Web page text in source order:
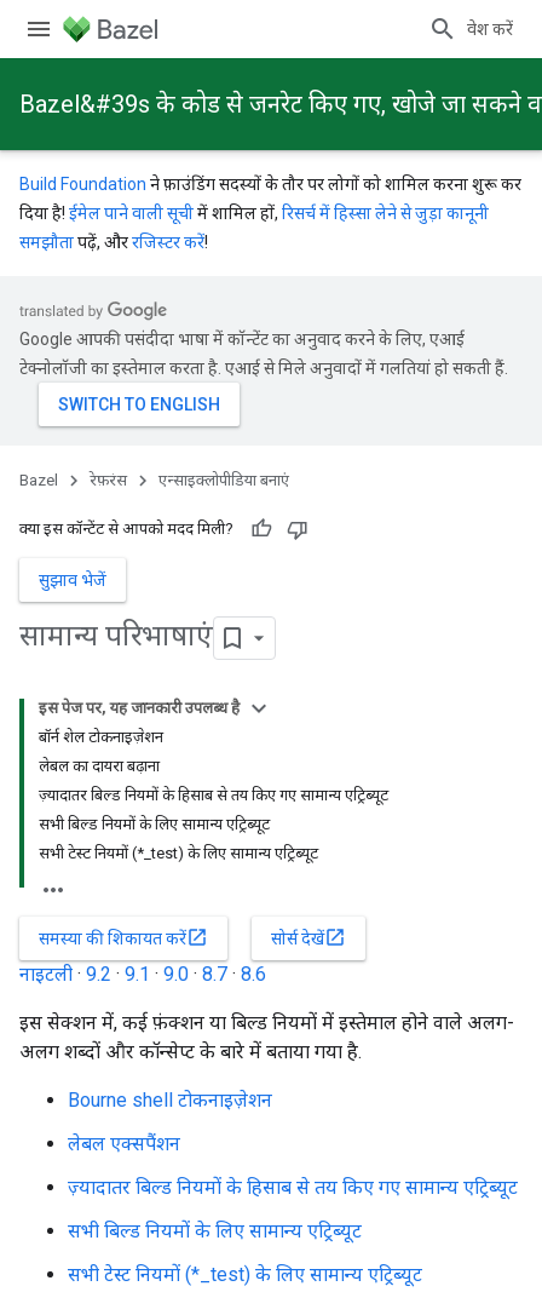
प्रवेश करें
Bazel&#39s के कोड से जनरेट किए गए, खोजे जा सकने
Build Foundation ने फ़ाउंडिंग सदस्यों के तौर पर लोगों को शामिल करना शुरू कर
दिया है! ईमेल पाने वाली सूचीमें शामिल हों, रिसर्च में हिस्सा लेने से जुड़ा कानूनी
समझौतापढ़ें, औररजिस्टर करें!
Google आपकी पसंदीदा भाषा में कॉन्टेंट का अनुवाद करने के लिए, एआई
टेक्नोलॉजी का इस्तेमाल करता है. एआई से मिले अनुवादों में गलतियां हो सकती हैं.
Bazel रेफ़रंस एन्साइक्लोपीडिया बनाएं
क्या इस कॉन्टेंट से आपको मदद मिली?
सुझाव भेजें
सामान्य परिभाषाएं
इस पेज पर, यह जानकारी उपलब्ध है
बॉर्न शेल टोकनाइज़ेशन
लेबल का दायरा बढ़ाना
ज़्यादातर बिल्ड नियमों के हिसाब से तय किए गए सामान्य एट्रिब्यूट
सभी बिल्ड नियमों के लिए सामान्य एट्रिब्यूट
सभी टेस्ट नियमों (*_test) के लिए सामान्य एट्रिब्यूट
समस्या की शिकायत करेंopen_in_new सोर्स देखेंopen_in_new
नाइटली · 9.2 · 9.1 · 9.0 · 8.7 · 8.6
इस सेक्शन में, कई फ़ंक्शन या बिल्ड नियमों में इस्तेमाल होने वाले अलग-
अलग शब्दों और कॉन्सेप्ट के बारे में बताया गया है.
Bourne shell टोकनाइज़ेशन
लेबल एक्सपैंशन
ज़्यादातर बिल्ड नियमों के हिसाब से तय किए गए सामान्य एट्रिब्यूट
सभी बिल्ड नियमों के लिए सामान्य एट्रिब्यूट
सभी टेस्ट नियमों (*_test) के लिए सामान्य एट्रिब्यूट